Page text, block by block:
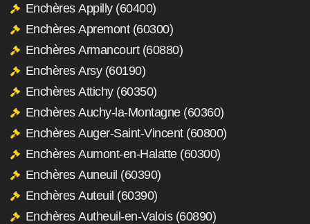
Enchères Appilly (60400)
Enchères Apremont (60300)
Enchères Armancourt (60880)
Enchères Arsy (60190)
Enchères Attichy (60350)
Enchères Auchy-la-Montagne (60360)
Enchères Auger-Saint-Vincent (60800)
Enchères Aumont-en-Halatte (60300)
Enchères Auneuil (60390)
Enchères Auteuil (60390)
Enchères Autheuil-en-Valois (60890)